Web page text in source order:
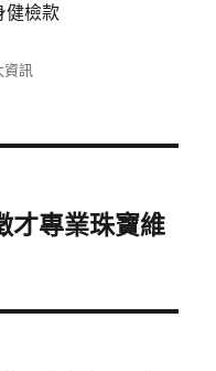
健檢款
資訊
才專業珠寶維